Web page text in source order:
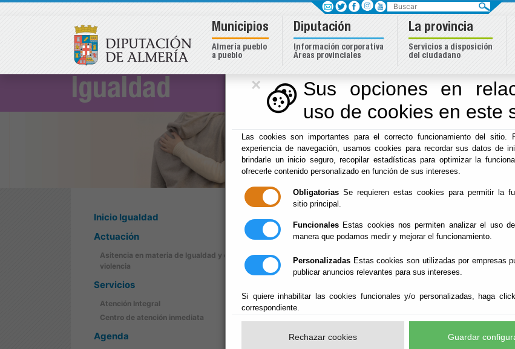
×
Sus opciones en
uso de cookies en este
Las cookies son importantes para el correcto funcionamiento del sitio.
experiencia de navegación, usamos cookies para recordar sus datos de
brindarle un inicio seguro, recopilar estadísticas para optimizar la
ofrecerle contenido personalizado en función de sus intereses.
Obligatorias Se requieren estas cookies para permitir la
sitio principal.
Funcionales Estas cookies nos permiten analizar el uso
manera que podamos medir y mejorar el funcionamiento.
Personalizadas Estas cookies son utilizadas por empresas
publicar anuncios relevantes para sus intereses.
Si quiere inhabilitar las cookies funcionales y/o personalizadas, haga
correspondiente.
Rechazar cookies Guardar
Igualdad
Inicio Igualdad
Actuación
Asitencia en materia de Igualdad y contra la
violencia
Servicios
Atención Integral
Centro de atención inmediata
Agenda
Inicio
Destacados
Premio salud Ana Amalia González
Buscar
Municipios
Almería pueblo
a pueblo
Diputación
Información corporativa
Áreas provinciales
La provincia
Servicios a disposición
del ciudadano